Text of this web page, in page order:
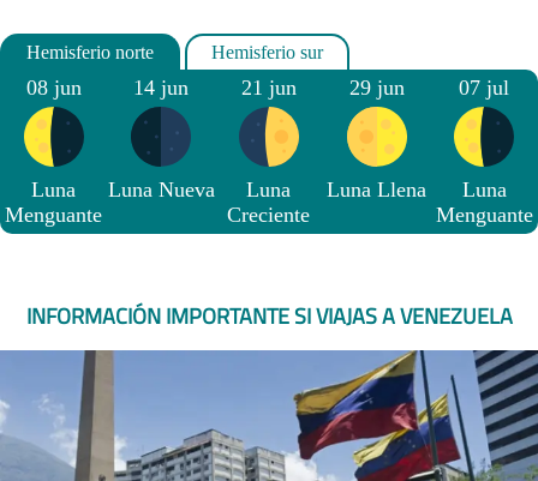
08 jun
Luna
Menguante
14 jun
Luna Nueva
21 jun
Luna
Creciente
29 jun
Luna Llena
07 jul
Luna
Menguante
INFORMACIÓN IMPORTANTE SI VIAJAS A VENEZUELA